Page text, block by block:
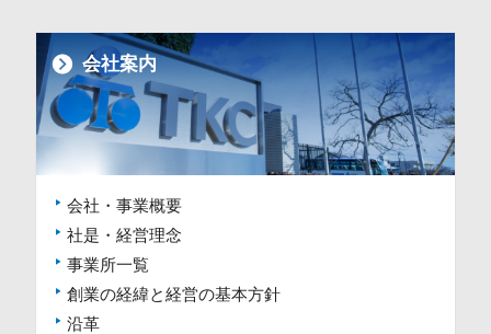
会社案内
会社・事業概要
社是・経営理念
事業所一覧
創業の経緯と経営の基本方針
沿革